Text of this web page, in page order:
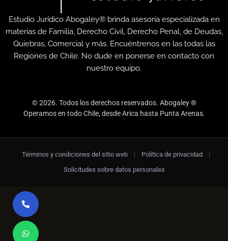
Estudio Jurídico Abogaley® brinda asesoría especializada en
materias de Familia, Derecho Civil, Derecho Penal, de Deudas,
Quiebras, Comercial y más. Encuéntrenos en las todas las
Regiones de Chile. No dude en ponerse en contacto con
nuestro equipo.
© 2026. Todos los derechos reservados. Abogaley ®
Operamos en todo Chile, desde Arica hasta Punta Arenas.
Términos y condiciones del sitio web | Política de privacidad
|
Solicitudes sobre datos personales